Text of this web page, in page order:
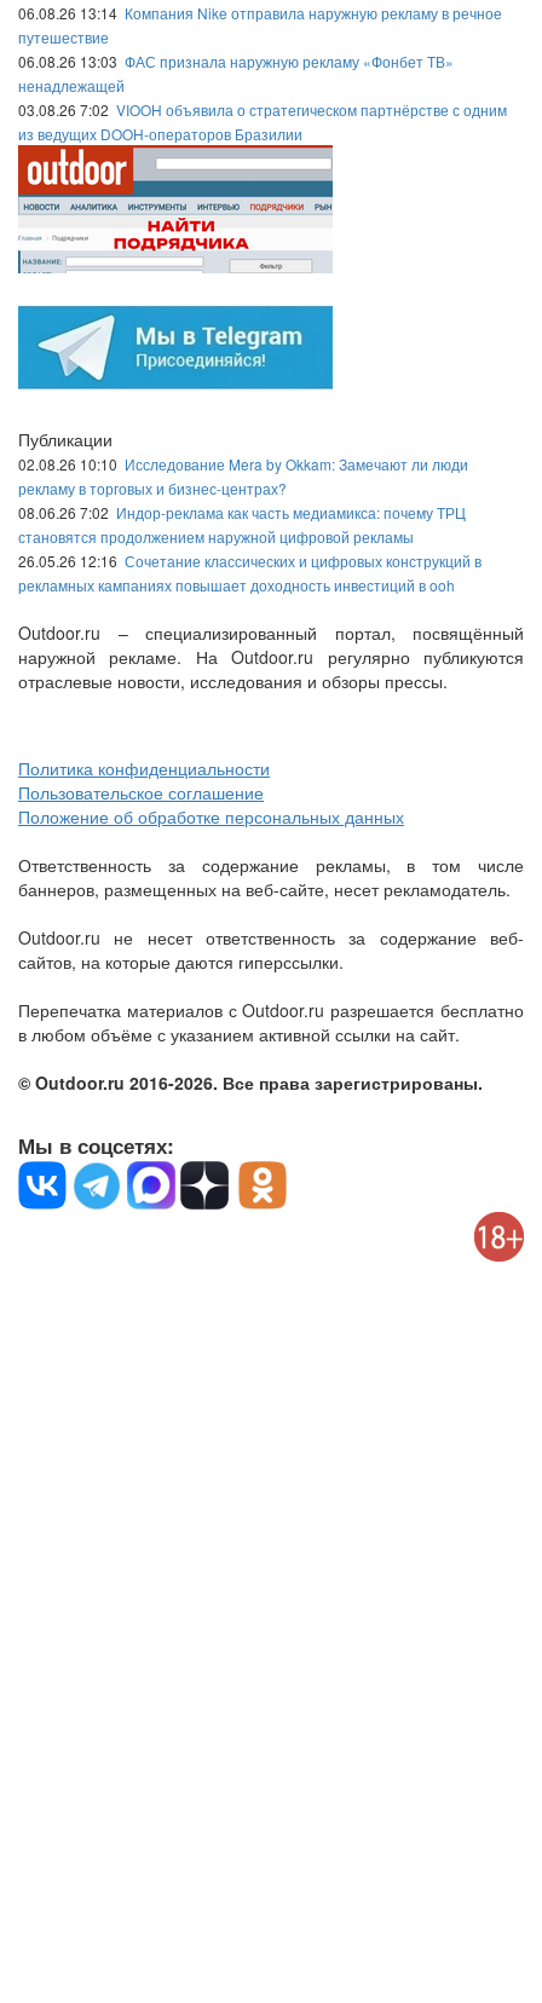
06.08.26 13:14 Компания Nike отправила наружную рекламу в речное
путешествие
06.08.26 13:03 ФАС признала наружную рекламу «Фонбет ТВ»
ненадлежащей
03.08.26 7:02 VIOOH объявила о стратегическом партнёрстве с одним
из ведущих DOOH-операторов Бразилии
Публикации
02.08.26 10:10 Исследование Mera by Okkam: Замечают ли люди
рекламу в торговых и бизнес-центрах?
08.06.26 7:02 Индор-реклама как часть медиамикса: почему ТРЦ
становятся продолжением наружной цифровой рекламы
26.05.26 12:16 Сочетание классических и цифровых конструкций в
рекламных кампаниях повышает доходность инвестиций в ooh
Outdoor.ru – специализированный портал, посвящённый
наружной рекламе. На Outdoor.ru регулярно публикуются
отраслевые новости, исследования и обзоры прессы.
Политика конфиденциальности
Пользовательское соглашение
Положение об обработке персональных данных
Ответственность за содержание рекламы, в том числе
баннеров, размещенных на веб-сайте, несет рекламодатель.
Outdoor.ru не несет ответственность за содержание веб-
сайтов, на которые даются гиперссылки.
Перепечатка материалов с Outdoor.ru разрешается бесплатно
в любом объёме с указанием активной ссылки на сайт.
© Outdoor.ru 2016-2026. Все права зарегистрированы.
Мы в соцсетях: